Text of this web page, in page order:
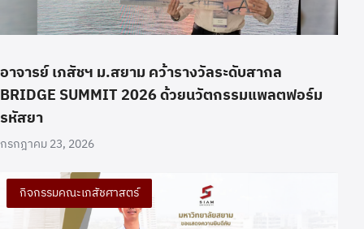
อาจารย์ เภสัชฯ ม.สยาม คว้ารางวัลระดับสากล
BRIDGE SUMMIT 2026 ด้วยนวัตกรรมแพลตฟอร์ม
รหัสยา
กรกฎาคม 23, 2026
กิจกรรมคณะเภสัชศาสตร์